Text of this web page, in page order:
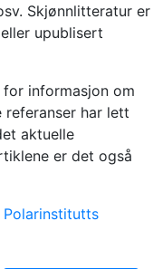
Skjønnlitteratur er
upublisert
for informasjon om
referanser har lett
aktuelle
er det også
Polarinstitutts